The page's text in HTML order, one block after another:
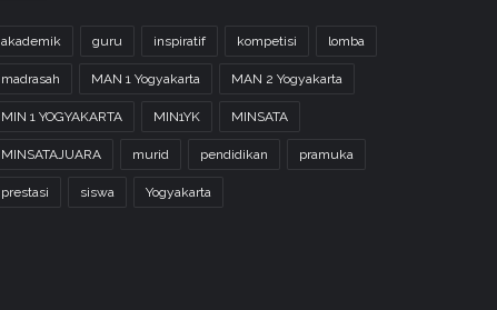
akademik guru inspiratif kompetisi lomba
madrasah MAN 1 Yogyakarta MAN 2 Yogyakarta
MIN 1 YOGYAKARTA MIN1YK MINSATA
MINSATAJUARA murid pendidikan pramuka
prestasi siswa Yogyakarta